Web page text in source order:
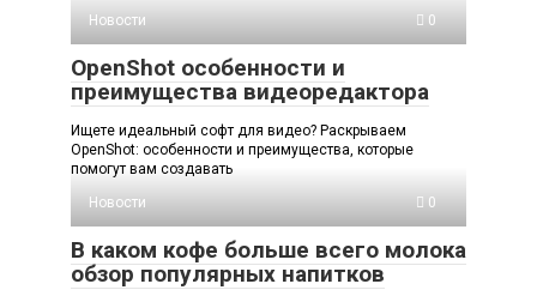
Новости
0
OpenShot особенности и
преимущества видеоредактора
Ищете идеальный софт для видео? Раскрываем
OpenShot: особенности и преимущества, которые
помогут вам создавать
Новости
0
В каком кофе больше всего молока
обзор популярных напитков